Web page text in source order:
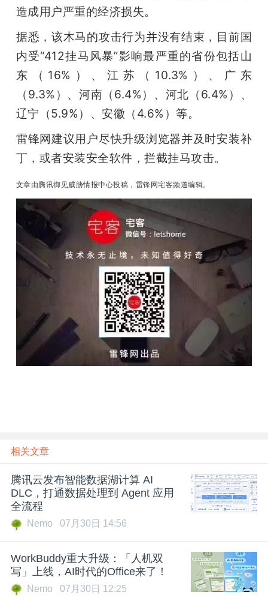
造成用户严重的经济损失。
据悉，该木马的攻击行为并没有结束，目前国
内受“412挂马风暴”影响最严重的省份包括山
东（16%）、江苏（10.3%）、广东
（9.3%）、河南（6.4%）、河北（6.4%）、
辽宁（5.9%）、安徽（4.6%）等。
雷锋网建议用户尽快升级浏览器并及时安装补
丁，或者安装安全软件，拦截挂马攻击。
文章由腾讯御见威胁情报中心投稿，雷锋网宅客频道编辑。
相关文章
腾讯云发布智能数据湖计算 AI
DLC，打通数据处理到 Agent 应用
全流程
Nemo 07月30日 14:56
WorkBuddy重大升级：「人机双
写」上线，AI时代的Office来了！
Nemo 07月30日 12:25